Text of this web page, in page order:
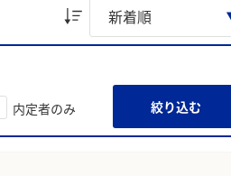
内定者のみ 絞り込む